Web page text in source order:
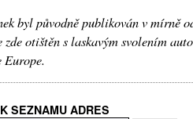
byl původně publikován v mírně
zde otištěn s laskavým svolením
Europe.
SEZNAMU ADRES